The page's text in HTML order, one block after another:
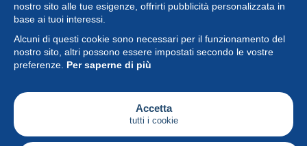
nostro sito alle tue esigenze, offrirti pubblicità personalizzata in
base ai tuoi interessi.
Alcuni di questi cookie sono necessari per il funzionamento del
nostro sito, altri possono essere impostati secondo le vostre
preferenze. Per saperne di più
Accetta
tutti i cookie
Collezione
Novità
Funzione
Società
Servizi